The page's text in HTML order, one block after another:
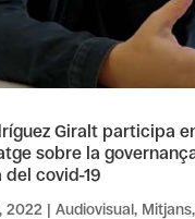
Giralt participa
sobre la
covid-19
2022 | Audiovisual, Mitjans,